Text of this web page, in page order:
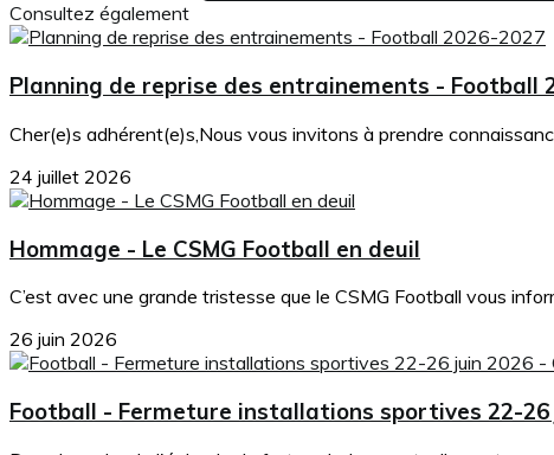
Consultez également
Planning de reprise des entrainements - Football
Cher(e)s adhérent(e)s,Nous vous invitons à prendre
24 juillet 2026
Hommage - Le CSMG Football en deuil
C’est avec une grande tristesse que le CSMG Football vous
26 juin 2026
Football - Fermeture installations sportives 22-26